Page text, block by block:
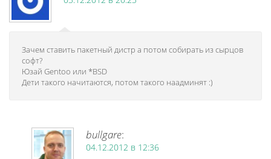
Зачем ставить пакетный дистр а потом собирать из сырцов
софт?
Юзай Gentoo или *BSD
Дети такого начитаются, потом такого наадминят :)
bullgare:
04.12.2012 в 12:36